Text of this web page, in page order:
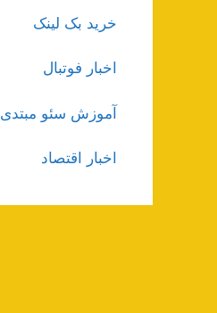
خرید بک لینک
اخبار فوتبال
آموزش سئو مبتدی
اخبار اقتصاد